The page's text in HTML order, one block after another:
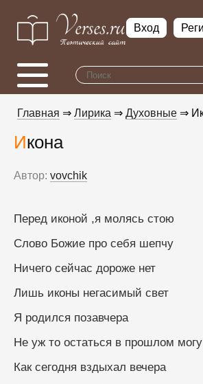
Вход
Главная ⇒ Лирика ⇒ Духовные ⇒
Икона
Автор: vovchik
Перед иконой ,я молясь стою
Слово Божие про себя шепчу
Ничего сейчас дороже нет
Лишь иконы негасимый свет
Я родился позавчера
Не уж то остаться в прошлом могу
Как сегодня вздыхал вечера